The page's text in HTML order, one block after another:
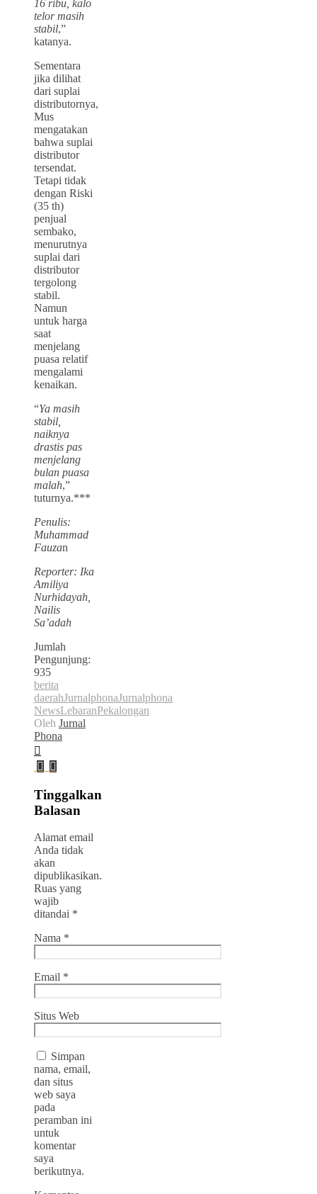
16 ribu, kalo
telor masih
stabil,”
katanya.
Sementara
jika dilihat
dari suplai
distributornya,
Mus
mengatakan
bahwa suplai
distributor
tersendat.
Tetapi tidak
dengan Riski
(35 th)
penjual
sembako,
menurutnya
suplai dari
distributor
tergolong
stabil.
Namun
untuk harga
saat
menjelang
puasa relatif
mengalami
kenaikan.
“Ya masih
stabil,
naiknya
drastis pas
menjelang
bulan puasa
malah,”
tuturnya.***
Penulis:
Muhammad
Fauzan
Reporter: Ika
Amiliya
Nurhidayah,
Nailis
Sa’adah
Jumlah
Pengunjung:
935
berita
daerahJurnalphonaJurnalphona
NewsLebaranPekalongan
Oleh Jurnal
Phona
Tinggalkan
Balasan
Alamat email
Anda tidak
akan
dipublikasikan.
Ruas yang
wajib
ditandai *
Nama *
Email *
Situs Web
Simpan
nama, email,
dan situs
web saya
pada
peramban ini
untuk
komentar
saya
berikutnya.